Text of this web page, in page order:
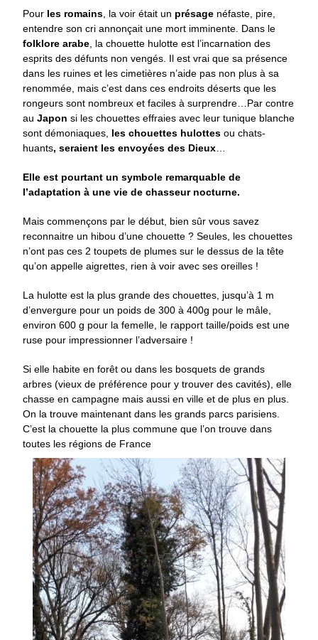
Pour les romains , la voir était un présage néfaste, pire,
entendre son cri annonçait une mort imminente. Dans le
folklore arabe , la chouette hulotte est l’incarnation des
esprits des défunts non vengés. Il est vrai que sa présence
dans les ruines et les cimetières n’aide pas non plus à sa
renommée, mais c’est dans ces endroits déserts que les
rongeurs sont nombreux et faciles à surprendre…Par contre
auJapon si les chouettes effraies avec leur tunique blanche
sont démoniaques, les chouettes hulottes ou chats-
huants, seraient les envoyées des Dieux
Elle est pourtant un symbole remarquable de
l’adaptation à une vie de chasseur nocturne.
Mais commençons par le début, bien sûr vous savez
reconnaitre un hibou d’une chouette ? Seules, les chouettes
n’ont pas ces 2 toupets de plumes sur le dessus de la tête
qu’on appelle aigrettes, rien à voir avec ses oreilles !
La hulotte est la plus grande des chouettes, jusqu’à 1 m
d’envergure pour un poids de 300 à 400g pour le mâle,
environ 600 g pour la femelle, le rapport taille/poids est une
ruse pour impressionner l’adversaire !
Si elle habite en forêt ou dans les bosquets de grands
arbres (vieux de préférence pour y trouver des cavités), elle
chasse en campagne mais aussi en ville et de plus en plus.
On la trouve maintenant dans les grands parcs parisiens.
C’est la chouette la plus commune que l’on trouve dans
toutes les régions de France